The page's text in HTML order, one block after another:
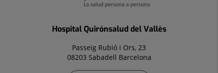
Hospital Quirónsalud del Vallès
Passeig Rubió i Ors, 23
08203 Sabadell Barcelona